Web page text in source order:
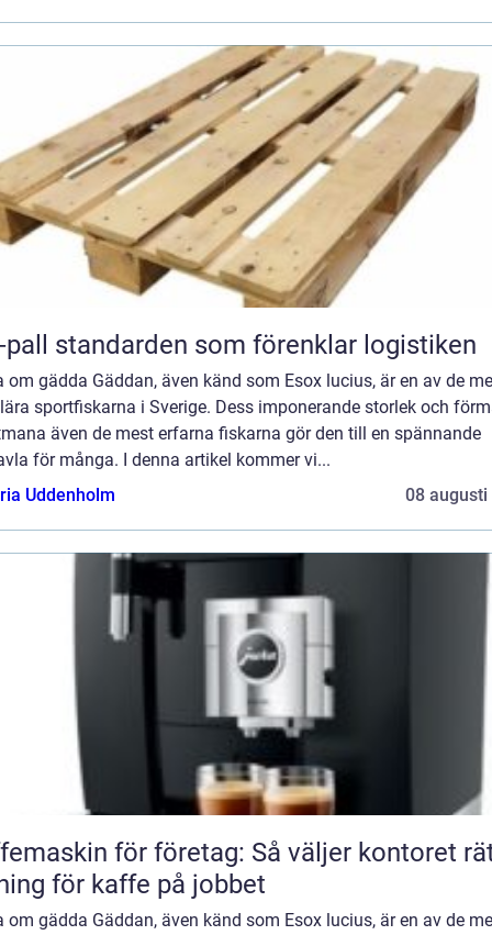
Eur-pall standarden som förenklar logistiken
om gädda Gäddan, även känd som Esox lucius, är en av de
sportfiskarna i Sverige. Dess imponerande storlek och
även de mest erfarna fiskarna gör den till en spännande
för många. I denna artikel kommer vi...
Uddenholm
08 augusti
för företag: Så väljer kontoret
för kaffe på jobbet
om gädda Gäddan, även känd som Esox lucius, är en av de